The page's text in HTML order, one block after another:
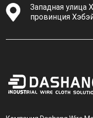
Западная улица
провинция